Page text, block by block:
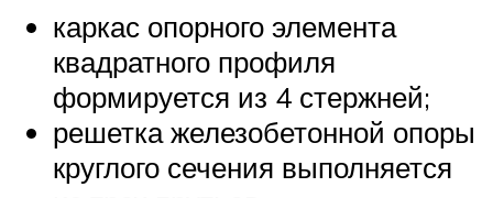
каркас опорного элемента
квадратного профиля
формируется из 4 стержней;
решетка железобетонной опоры
круглого сечения выполняется